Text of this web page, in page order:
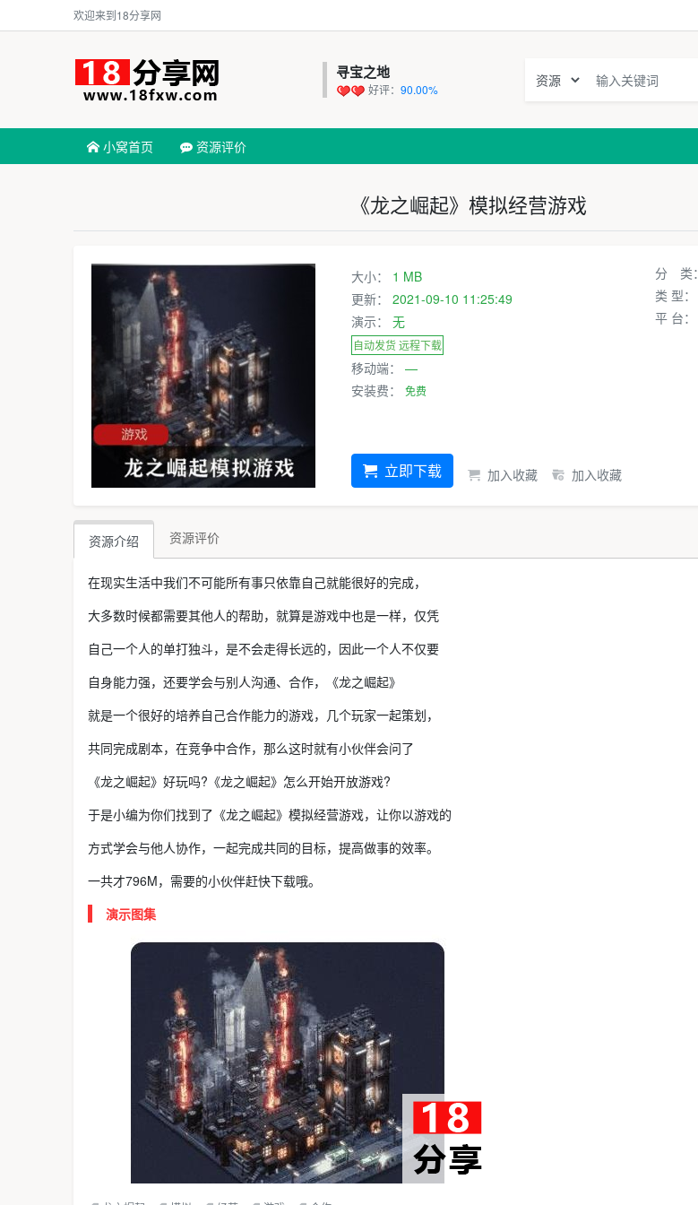
欢迎来到18分享网
寻宝之地
好评： 90.00%
小窝首页 资源评价
《龙之崛起》模拟经营游戏
大小：
1 MB
更新：
2021-09-10 11:25:49
演示：
无
自动发货 远程下载
移动端：
—
安装费：
免费
分 类：
类 型：
平 台：
立即下载 加入收藏 加入收藏
资源介绍 资源评价
在现实生活中我们不可能所有事只依靠自己就能很好的完成，
大多数时候都需要其他人的帮助，就算是游戏中也是一样，仅凭
自己一个人的单打独斗，是不会走得长远的，因此一个人不仅要
自身能力强，还要学会与别人沟通、合作，《龙之崛起》
就是一个很好的培养自己合作能力的游戏，几个玩家一起策划，
共同完成剧本，在竞争中合作，那么这时就有小伙伴会问了
《龙之崛起》好玩吗?《龙之崛起》怎么开始开放游戏?
于是小编为你们找到了《龙之崛起》模拟经营游戏，让你以游戏的
方式学会与他人协作，一起完成共同的目标，提高做事的效率。
一共才796M，需要的小伙伴赶快下载哦。
演示图集